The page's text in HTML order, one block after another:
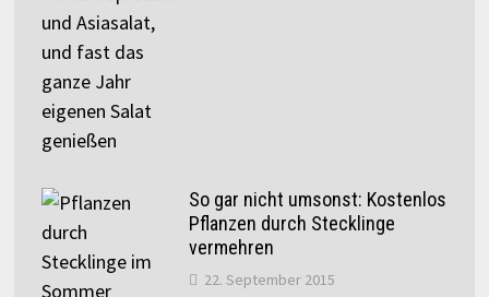
So gar nicht umsonst: Kostenlos
Pflanzen durch Stecklinge
vermehren
22. September 2015